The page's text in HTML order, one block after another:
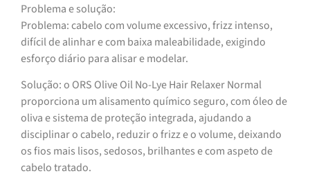
Problema e solução:
Problema: cabelo com volume excessivo, frizz intenso,
difícil de alinhar e com baixa maleabilidade, exigindo
esforço diário para alisar e modelar.
Solução: o ORS Olive Oil No-Lye Hair Relaxer Normal
proporciona um alisamento químico seguro, com óleo de
oliva e sistema de proteção integrada, ajudando a
disciplinar o cabelo, reduzir o frizz e o volume, deixando
os fios mais lisos, sedosos, brilhantes e com aspeto de
cabelo tratado.